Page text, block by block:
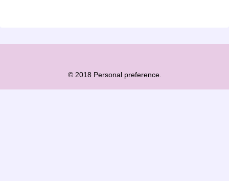
© 2018 Personal preference.